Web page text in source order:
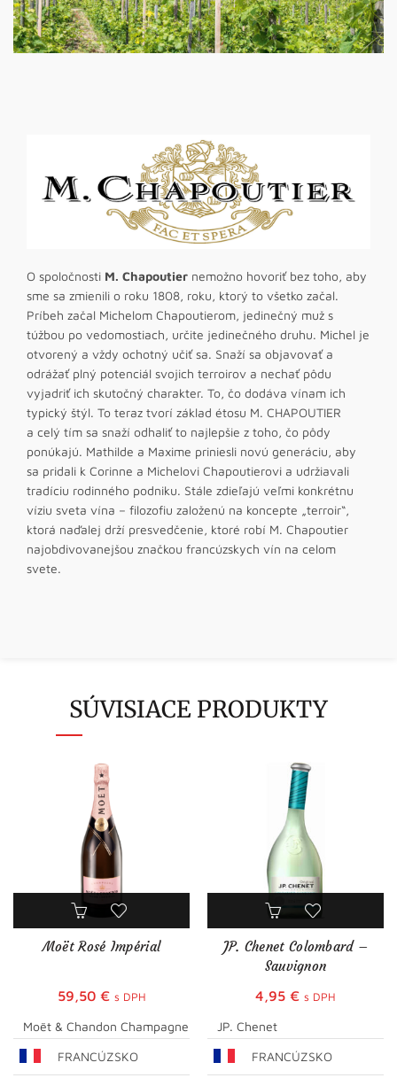
O spoločnosti M. Chapoutier nemožno hovoriť bez toho, aby
sme sa zmienili o roku 1808, roku, ktorý to všetko začal.
Príbeh začal Michelom Chapoutierom, jedinečný muž s
túžbou po vedomostiach, určite jedinečného druhu. Michel je
otvorený a vždy ochotný učiť sa. Snaží sa objavovať a
odrážať plný potenciál svojich terroirov a nechať pôdu
vyjadriť ich skutočný charakter. To, čo dodáva vínam ich
typický štýl. To teraz tvorí základ étosu M. CHAPOUTIER
a celý tím sa snaží odhaliť to najlepšie z toho, čo pôdy
ponúkajú. Mathilde a Maxime priniesli novú generáciu, aby
sa pridali k Corinne a Michelovi Chapoutierovi a udržiavali
tradíciu rodinného podniku. Stále zdieľajú veľmi konkrétnu
víziu sveta vína – filozofiu založenú na koncepte „terroir“,
ktorá naďalej drží presvedčenie, ktoré robí M. Chapoutier
najobdivovanejšou značkou francúzskych vín na celom
svete.
SÚVISIACE PRODUKTY
Moët Rosé Impérial
59,50 € s DPH
Moët & Chandon Champagne
FRANCÚZSKO
JP. Chenet Colombard –
Sauvignon
4,95 € s DPH
JP. Chenet
FRANCÚZSKO